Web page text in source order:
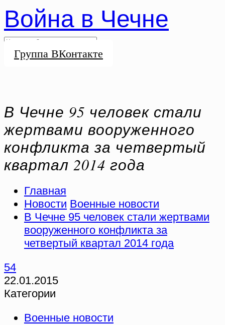
Война в Чечне
Группа ВКонтакте
В Чечне 95 человек стали
жертвами вооруженного
конфликта за четвертый
квартал 2014 года
Главная
Новости Военные новости
В Чечне 95 человек стали жертвами
вооруженного конфликта за
четвертый квартал 2014 года
54
22.01.2015
Категории
Военные новости